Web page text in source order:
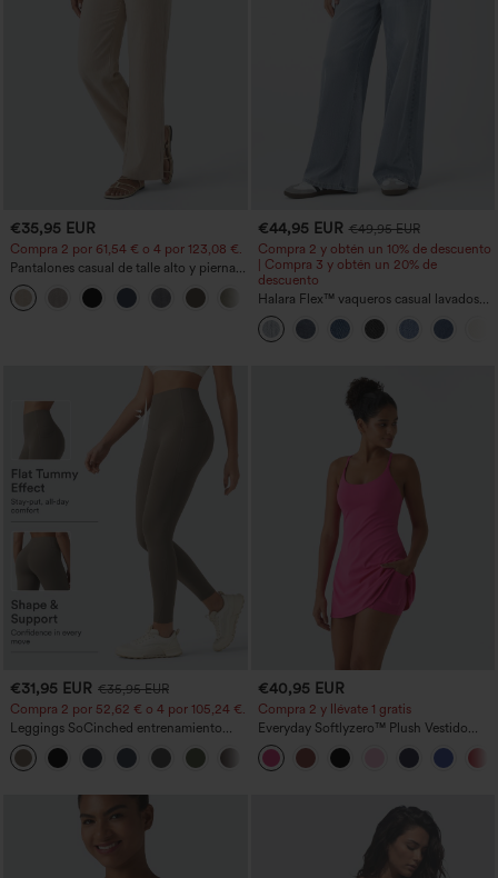
€35,95 EUR
Compra 2 por 61,54 € o 4 por 123,08 €.
Pantalones casual de talle alto y pierna
recta con tacto de lino y bolsillos
+5
€44,95 EUR €49,95 EUR
Compra 2 y obtén un 10% de descuento
| Compra 3 y obtén un 20% de
descuento
Halara Flex™ vaqueros casual lavados
asimétricos de tiro bajo con bolsillos
con cremallera, corte baggy y pierna
ancha
€31,95 EUR €35,95 EUR
Compra 2 por 52,62 € o 4 por 105,24 €.
Leggings SoCinched entrenamiento
moldeador abdomen bolsillo lateral tiro
alto
+16
€40,95 EUR
Compra 2 y llévate 1 gratis
Everyday Softlyzero™ Plush Vestido
deportivo sin espalda 2 en 1
acampanado -Wannabe -Easy Peezy